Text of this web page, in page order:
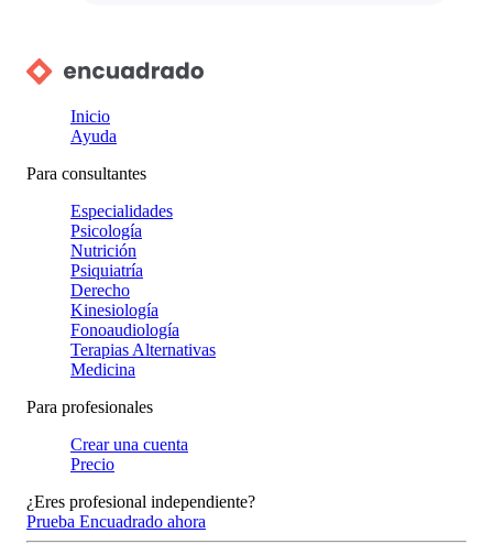
Inicio
Ayuda
Para consultantes
Especialidades
Psicología
Nutrición
Psiquiatría
Derecho
Kinesiología
Fonoaudiología
Terapias Alternativas
Medicina
Para profesionales
Crear una cuenta
Precio
¿Eres profesional independiente?
Prueba Encuadrado ahora